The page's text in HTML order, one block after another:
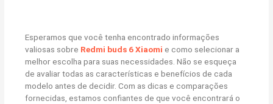
Esperamos que você tenha encontrado informações
valiosas sobre Redmi buds 6 Xiaomi e como selecionar a
melhor escolha para suas necessidades. Não se esqueça
de avaliar todas as características e benefícios de cada
modelo antes de decidir. Com as dicas e comparações
fornecidas, estamos confiantes de que você encontrará o